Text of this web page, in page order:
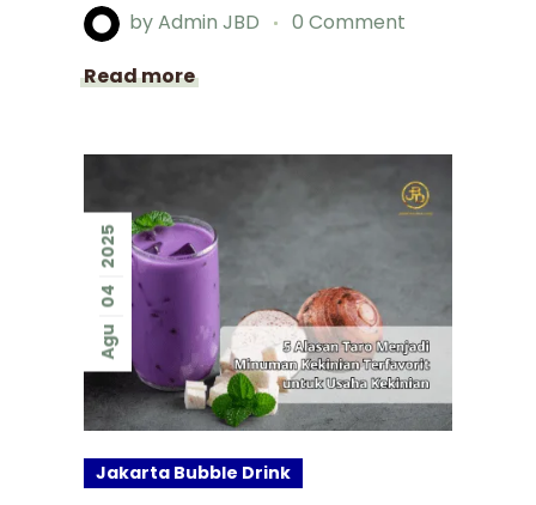
byAdmin JBD
0 Comment
Read more
Agu
04
2025
Jakarta Bubble Drink